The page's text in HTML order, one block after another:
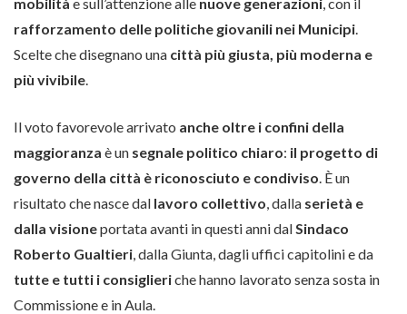
rafforzamento delle politiche giovanili nei Municipi
Scelte che disegnano una città più giusta, più moderna e
più vivibile
Il voto favorevole arrivato anche oltre i confini della
maggioranza è un segnale politico chiaro: il progetto di
governo della città è riconosciuto e condiviso . È un
risultato che nasce dal lavoro collettivo , dalla serietà e
dalla visioneportata avanti in questi anni dal Sindaco
Roberto Gualtieri , dalla Giunta, dagli uffici capitolini e da
tutte e tutti i consiglieriche hanno lavorato senza sosta in
Commissione e in Aula.